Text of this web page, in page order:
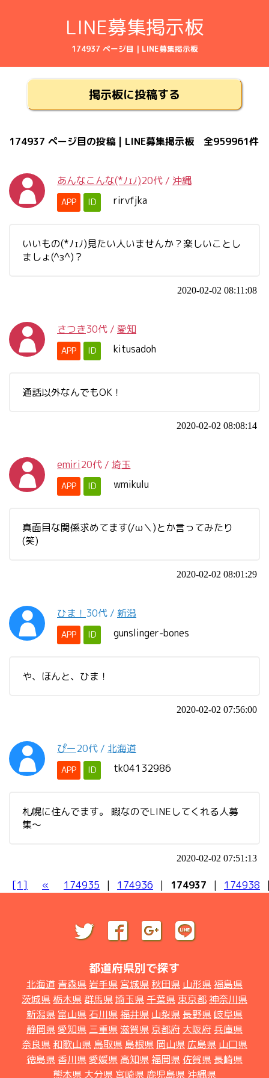
LINE募集掲示板
174937 ページ目 | LINE募集掲示板
掲示板に投稿する
174937 ページ目の投稿 | LINE募集掲示板 全959961件
あんなこんな(*ﾉｪﾉ)20代 / 沖縄
APP ID rirvfjka
いいもの(*ﾉｪﾉ)見たい人いませんか？楽しいことし
ましょ(^з^)？
2020-02-02 08:11:08
さつき30代 / 愛知
APP ID kitusadoh
通話以外なんでもOK！
2020-02-02 08:08:14
emiri20代 / 埼玉
APP ID wmikulu
真面目な関係求めてます(/ω＼)とか言ってみたり
(笑)
2020-02-02 08:01:29
ひま！ 30代 / 新潟
APP ID gunslinger-bones
や、ほんと、ひま！
2020-02-02 07:56:00
ぴー20代 / 北海道
APP ID tk04132986
札幌に住んでます。 暇なのでLINEしてくれる人募
集〜
2020-02-02 07:51:13
[1] « 174935 | 174936 | 174937 | 174938
都道府県別で探す
北海道 青森県 岩手県 宮城県 秋田県 山形県福島県
茨城県 栃木県群馬県埼玉県 千葉県 東京都神奈川県
新潟県 富山県 石川県福井県 山梨県 長野県 岐阜県
静岡県愛知県 三重県滋賀県 京都府 大阪府 兵庫県
奈良県 和歌山県 鳥取県 島根県 岡山県 広島県 山口県
徳島県 香川県愛媛県 高知県福岡県 佐賀県 長崎県
熊本県 大分県 宮崎県 鹿児島県 沖縄県